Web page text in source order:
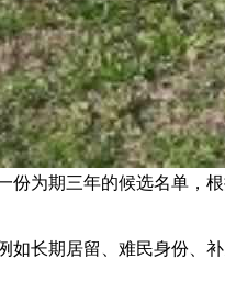
为期三年的候选名单
长期居留、难民身份